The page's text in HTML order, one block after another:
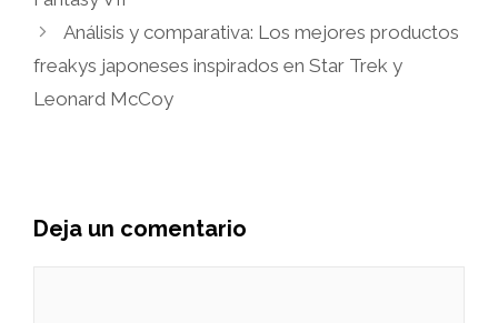
Análisis y comparativa: Los mejores productos
freakys japoneses inspirados en Star Trek y
Leonard McCoy
Deja un comentario